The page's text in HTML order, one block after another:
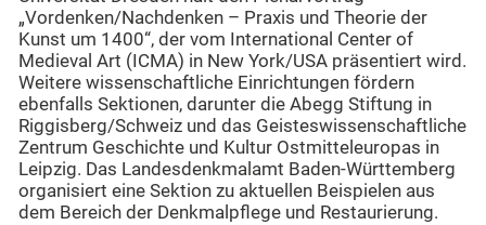
„Vordenken/Nachdenken – Praxis und Theorie der
Kunst um 1400“, der vom International Center of
Medieval Art (ICMA) in New York/USA präsentiert wird.
Weitere wissenschaftliche Einrichtungen fördern
ebenfalls Sektionen, darunter die Abegg Stiftung in
Riggisberg/Schweiz und das Geisteswissenschaftliche
Zentrum Geschichte und Kultur Ostmitteleuropas in
Leipzig. Das Landesdenkmalamt Baden-Württemberg
organisiert eine Sektion zu aktuellen Beispielen aus
dem Bereich der Denkmalpflege und Restaurierung.